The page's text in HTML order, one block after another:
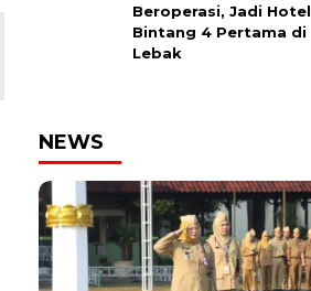
Beroperasi, Jadi Hotel
Bintang 4 Pertama di
Lebak
NEWS